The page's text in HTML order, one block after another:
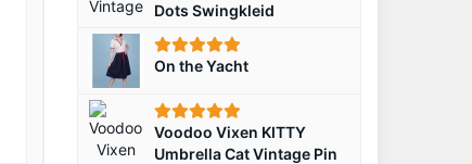
Dots Swingkleid
On the Yacht
Voodoo Vixen KITTY
Umbrella Cat Vintage Pin